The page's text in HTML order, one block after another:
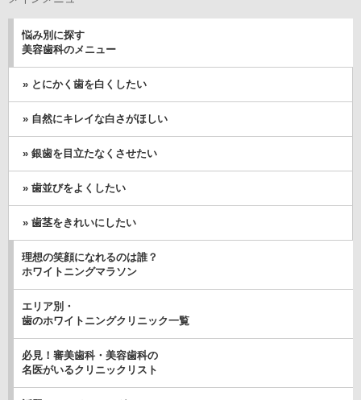
悩み別に探す
美容歯科のメニュー
» とにかく歯を白くしたい
» 自然にキレイな白さがほしい
» 銀歯を目立たなくさせたい
» 歯並びをよくしたい
» 歯茎をきれいにしたい
理想の笑顔になれるのは誰？
ホワイトニングマラソン
エリア別・
歯のホワイトニングクリニック一覧
必見！審美歯科・美容歯科の
名医がいるクリニックリスト